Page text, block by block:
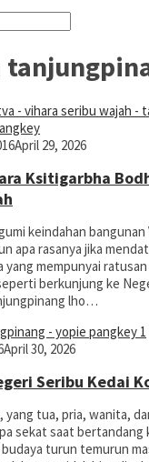
April 29, 2026
Ksitigarbha
keindahan
apa rasanya jika
mempunyai
berkunjung ke
lho…
April 30, 2026
Seribu Kedai
yang tua, pria, wanita,
sekat saat bertandang
turun temurun